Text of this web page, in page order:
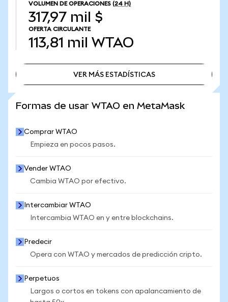
VOLUMEN DE OPERACIONES (24 H)
317,97 mil $
OFERTA CIRCULANTE
113,81 mil WTAO
VER MÁS ESTADÍSTICAS
Formas de usar WTAO en MetaMask
Comprar WTAO
Empieza en pocos pasos.
Vender WTAO
Cambia WTAO por efectivo.
Intercambiar WTAO
Intercambia WTAO en y entre blockchains.
Predecir
Opera con WTAO y mercados de predicción cripto.
Perpetuos
Largos o cortos en tokens con apalancamiento de